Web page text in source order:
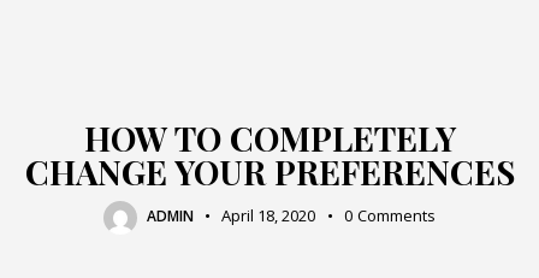
HOW TO COMPLETELY
CHANGE YOUR PREFERENCES
ADMIN April 18, 2020 0 Comments